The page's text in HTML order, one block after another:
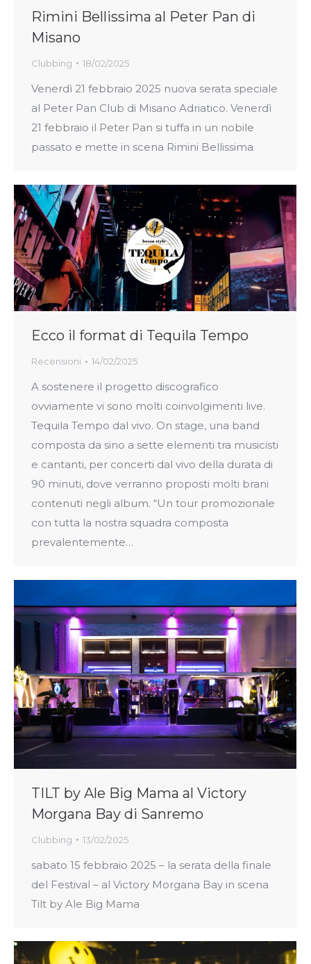
Rimini Bellissima al Peter Pan di
Misano
Clubbing 18/02/2025
Venerdì 21 febbraio 2025 nuova serata speciale
al Peter Pan Club di Misano Adriatico. Venerdì
21 febbraio il Peter Pan si tuffa in un nobile
passato e mette in scena Rimini Bellissima
Ecco il format di Tequila Tempo
Recensioni 14/02/2025
A sostenere il progetto discografico
ovviamente vi sono molti coinvolgimenti live.
Tequila Tempo dal vivo. On stage, una band
composta da sino a sette elementi tra musicisti
e cantanti, per concerti dal vivo della durata di
90 minuti, dove verranno proposti molti brani
contenuti negli album. “Un tour promozionale
con tutta la nostra squadra composta
prevalentemente…
TILT by Ale Big Mama al Victory
Morgana Bay di Sanremo
Clubbing 13/02/2025
sabato 15 febbraio 2025 – la serata della finale
del Festival – al Victory Morgana Bay in scena
Tilt by Ale Big Mama